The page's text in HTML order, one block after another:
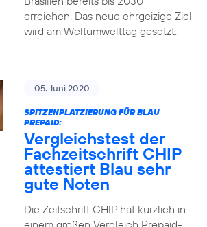
erreichen. Das neue ehrgeizige Ziel
wird am Weltumwelttag gesetzt.
05. Juni 2020
SPITZENPLATZIERUNG FÜR BLAU
PREPAID:
Vergleichstest der
Fachzeitschrift CHIP
attestiert Blau sehr
gute Noten
Die Zeitschrift CHIP hat kürzlich in
einem großen Vergleich Prepaid-